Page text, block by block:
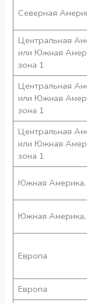
Северная
Центральная
или Южная
зона 1
Центральная
или Южная
зона 1
Центральная
или Южная
зона 1
Южная Америка,
Южная Америка,
Европа
Европа